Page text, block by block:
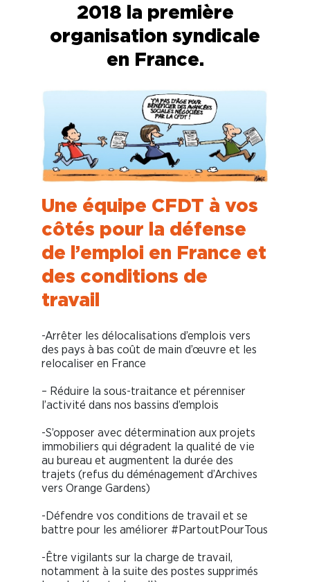
2018 la première
organisation syndicale
en France.
Une équipe CFDT à vos
côtés pour la défense
de l’emploi en France et
des conditions de
travail
-Arrêter les délocalisations d’emplois vers
des pays à bas coût de main d’œuvre et les
relocaliser en France
– Réduire la sous-traitance et pérenniser
l’activité dans nos bassins d’emplois
-S’opposer avec détermination aux projets
immobiliers qui dégradent la qualité de vie
au bureau et augmentent la durée des
trajets (refus du déménagement d’Archives
vers Orange Gardens)
-Défendre vos conditions de travail et se
battre pour les améliorer #PartoutPourTous
-Être vigilants sur la charge de travail,
notamment à la suite des postes supprimés